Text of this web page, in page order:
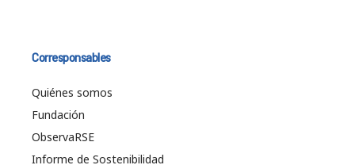
Corresponsables
Quiénes somos
Fundación
ObservaRSE
Informe de Sostenibilidad